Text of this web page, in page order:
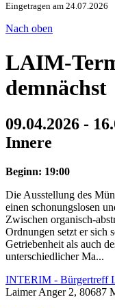
Eingetragen am 24.07.2026
Nach oben
LAIM-
demnächst
09.04.2026 -
Innere
Beginn: 19:00
Die Ausstellung des
einen schonungslosen
Zwischen organisch-
Ordnungen setzt er sich
Getriebenheit als auch
unterschiedlicher Ma...
INTERIM - Bürgertreff
Laimer Anger 2, 80687